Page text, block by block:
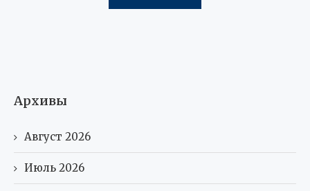
Архивы
Август 2026
Июль 2026